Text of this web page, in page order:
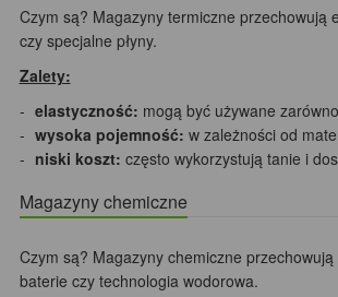
Czym są? Magazyny termiczne przechowują
czy specjalne płyny.
Zalety:
elastyczność: mogą być używane
wysoka pojemność: w zależności od
niski koszt: często wykorzystują tanie i
Magazyny chemiczne
Czym są? Magazyny chemiczne
baterie czy technologia wodorowa.